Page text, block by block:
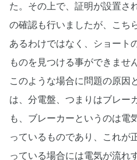
た。その上で、証明が設置さ
の確認も行いましたが、こち
あるわけではなく、ショート
ものを見つける事ができませ
このような場合に問題の原因
は、分電盤、つまりはブレー
も、ブレーカーというのは電
っているものであり、これが
っている場合には電気が流れ